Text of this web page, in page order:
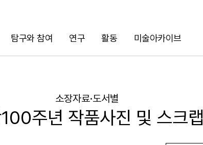
탐구와 참여 연구 활동 미술아카이브
검색
소장자료·도서별
주년 작품사진 및 스크랩